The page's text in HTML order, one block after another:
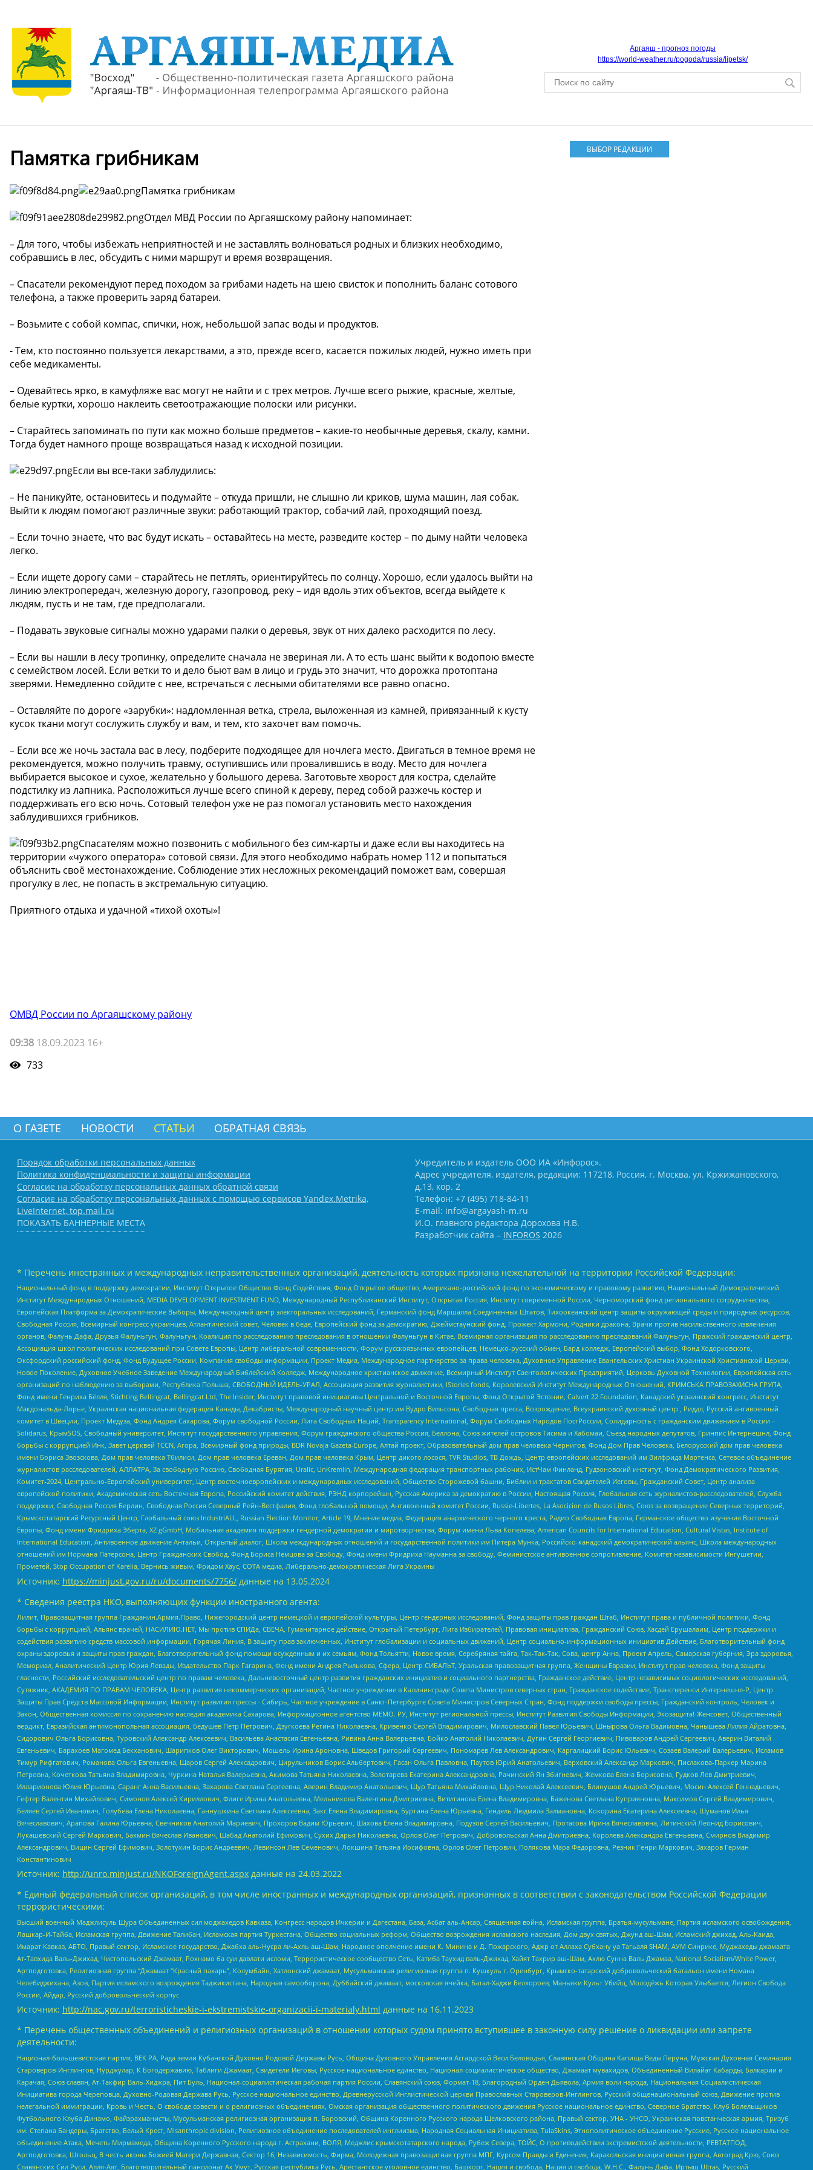
Аргаяш - прогноз погоды
https://world-weather.ru/pogoda/russia/lipetsk/
Памятка грибникам
Памятка грибникам
Отдел МВД России по Аргаяшскому району напоминает:
– Для того, чтобы избежать неприятностей и не заставлять волноваться родных и близких необходимо,
собравшись в лес, обсудить с ними маршрут и время возвращения.
– Спасатели рекомендуют перед походом за грибами надеть на шею свисток и пополнить баланс сотового
телефона, а также проверить заряд батареи.
– Возьмите с собой компас, спички, нож, небольшой запас воды и продуктов.
- Тем, кто постоянно пользуется лекарствами, а это, прежде всего, касается пожилых людей, нужно иметь при
себе медикаменты.
– Одевайтесь ярко, в камуфляже вас могут не найти и с трех метров. Лучше всего рыжие, красные, желтые,
белые куртки, хорошо наклеить светоотражающие полоски или рисунки.
– Старайтесь запоминать по пути как можно больше предметов – какие-то необычные деревья, скалу, камни.
Тогда будет намного проще возвращаться назад к исходной позиции.
Если вы все-таки заблудились:
– Не паникуйте, остановитесь и подумайте – откуда пришли, не слышно ли криков, шума машин, лая собак.
Выйти к людям помогают различные звуки: работающий трактор, собачий лай, проходящий поезд.
– Если точно знаете, что вас будут искать – оставайтесь на месте, разведите костер – по дыму найти человека
легко.
– Если ищете дорогу сами – старайтесь не петлять, ориентируйтесь по солнцу. Хорошо, если удалось выйти на
линию электропередач, железную дорогу, газопровод, реку – идя вдоль этих объектов, всегда выйдете к
людям, пусть и не там, где предполагали.
– Подавать звуковые сигналы можно ударами палки о деревья, звук от них далеко расходится по лесу.
– Если вы нашли в лесу тропинку, определите сначала не звериная ли. А то есть шанс выйти к водопою вместе
с семейством лосей. Если ветки то и дело бьют вам в лицо и грудь это значит, что дорожка протоптана
зверями. Немедленно сойдите с нее, встречаться с лесными обитателями все равно опасно.
– Оставляйте по дороге «зарубки»: надломленная ветка, стрела, выложенная из камней, привязанный к кусту
кусок ткани могут сослужить службу и вам, и тем, кто захочет вам помочь.
– Если все же ночь застала вас в лесу, подберите подходящее для ночлега место. Двигаться в темное время не
рекомендуется, можно получить травму, оступившись или провалившись в воду. Место для ночлега
выбирается высокое и сухое, желательно у большого дерева. Заготовьте хворост для костра, сделайте
подстилку из лапника. Расположиться лучше всего спиной к дереву, перед собой разжечь костер и
поддерживать его всю ночь. Сотовый телефон уже не раз помогал установить место нахождения
заблудившихся грибников.
Спасателям можно позвонить с мобильного без сим-карты и даже если вы находитесь на
территории «чужого оператора» сотовой связи. Для этого необходимо набрать номер 112 и попытаться
объяснить своё местонахождение. Соблюдение этих несложных рекомендаций поможет вам, совершая
прогулку в лес, не попасть в экстремальную ситуацию.
Приятного отдыха и удачной «тихой охоты»!
ОМВД России по Аргаяшскому району
09:38 18.09.2023 16+
733
ВЫБОР РЕДАКЦИИ
О ГАЗЕТЕ НОВОСТИ СТАТЬИ ОБРАТНАЯ СВЯЗЬ
Порядок обработки персональных данных
Политика конфиденциальности и защиты информации
Согласие на обработку персональных данных обратной связи
Согласие на обработку персональных данных с помощью сервисов Yandex.Metrika,
LiveInternet, top.mail.ru
ПОКАЗАТЬ БАННЕРНЫЕ МЕСТА
Учредитель и издатель ООО ИА «Инфорос».
Адрес учредителя, издателя, редакции: 117218, Россия, г. Москва, ул. Кржижановского,
д.13, кор. 2
Телефон: +7 (495) 718-84-11
E-mail: info@argayash-m.ru
И.О. главного редактора Дорохова Н.В.
Разработчик сайта – INFOROS 2026
* Перечень иностранных и международных неправительственных организаций, деятельность которых признана нежелательной на территории Российской Федерации:
Национальный фонд в поддержку демократии, Институт Открытое Общество Фонд Содействия, Фонд Открытое общество, Американо-российский фонд по экономическому и правовому развитию, Национальный Демократический
Институт Международных Отношений, MEDIA DEVELOPMENT INVESTMENT FUND, Международный Республиканский Институт, Открытая Россия, Институт современной России, Черноморский фонд регионального сотрудничества,
Европейская Платформа за Демократические Выборы, Международный центр электоральных исследований, Германский фонд Маршалла Соединенных Штатов, Тихоокеанский центр защиты окружающей среды и природных ресурсов,
Свободная Россия, Всемирный конгресс украинцев, Атлантический совет, Человек в беде, Европейский фонд за демократию, Джеймстаунский фонд, Прожект Хармони, Родники дракона, Врачи против насильственного извлечения
органов, Фалунь Дафа, Друзья Фалуньгун, Фалуньгун, Коалиция по расследованию преследования в отношении Фалуньгун в Китае, Всемирная организация по расследованию преследований Фалуньгун, Пражский гражданский центр,
Ассоциация школ политических исследований при Совете Европы, Центр либеральной современности, Форум русскоязычных европейцев, Немецко-русский обмен, Бард колледж, Европейский выбор, Фонд Ходорковского,
Оксфордский российский фонд, Фонд Будущее России, Компания свободы информации, Проект Медиа, Международное партнерство за права человека, Духовное Управление Евангельских Христиан Украинской Христианской Церкви,
Новое Поколение, Духовное Учебное Заведение Международный Библейский Колледж, Международное христианское движение, Всемирный Институт Саентологических Предприятий, Церковь Духовной Технологии, Европейская сеть
организаций по наблюдению за выборами, Республика Польша, СВОБОДНЫЙ ИДЕЛЬ-УРАЛ, Ассоциация развития журналистики, IStories fonds, Королевский Институт Международных Отношений, КРИМСЬКА ПРАВОЗАХИСНА ГРУПА,
Фонд имени Генриха Бёлля, Stichting Bellingcat, Bellingcat Ltd, The Insider, Институт правовой инициативы Центральной и Восточной Европы, Фонд Открытой Эстонии, Calvert 22 Foundation, Канадский украинский конгресс, Институт
Макдональда-Лорье, Украинская национальная федерация Канады, Декабристы, Международный научный центр им Вудро Вильсона, Свободная пресса, Возрождение, Всеукраинский духовный центр , Риддл, Русский антивоенный
комитет в Швеции, Проект Медуза, Фонд Андрея Сахарова, Форум свободной России, Лига Свободных Наций, Transparеncy International, Форум Свободных Народов ПостРоссии, Солидарность с гражданским движением в России –
Solidarus, КрымSOS, Свободный университет, Институт государственного управления, Форум гражданского общества Россия, Беллона, Союз жителей островов Тисима и Хабомаи, Съезд народных депутатов, Гринпис Интернешнл, Фонд
борьбы с коррупцией Инк, Завет церквей TCCN, Агора, Всемирный фонд природы, BDR Novaja Gazeta-Europe, Алтай проект, Образовательный дом прав человека Чернигов, Фонд Дом Прав Человека, Белорусский дом прав человека
имени Бориса Звозскова, Дом прав человека Тбилиси, Дом прав человека Ереван, Дом прав человека Крым, Центр дикого лосося, TVR Studios, ТВ Дождь, Центр европейских исследований им Вилфрида Мартенса, Сетевое объединение
журналистов расследователей, АЛЛАТРА, За свободную Россию, Свободная Бурятия, Uralic, UnKremlin, Международная федерация транспортных рабочих, ИстЧам Финланд, Гудзоновский институт, Фонд Демократического Развития,
Комитет-2024, Центрально-Европейский университет, Центр восточноевропейских и международных исследований, Общество Сторожевой башни, Библии и трактатов Свидетелей Иеговы, Гражданский Совет, Центр анализа
европейской политики, Академическая сеть Восточная Европа, Российский комитет действия, РЭНД корпорейшн, Русская Америка за демократию в России, Настоящая Россия, Глобальная сеть журналистов-расследователей, Служба
поддержки, Свободная Россия Берлин, Свободная Россия Северный Рейн-Вестфалия, Фонд глобальной помощи, Антивоенный комитет России, Russie-Libertes, La Asocicion de Rusos Libres, Союз за возвращение Северных территорий,
Крымскотатарский Ресурсный Центр, Глобальный союз IndustriALL, Russian Election Monitor, Article 19, Мнение медиа, Федерация анархического черного креста, Радио Свободная Европа, Германское общество изучения Восточной
Европы, Фонд имени Фридриха Эберта, XZ gGmbH, Мобильная академия поддержки гендерной демократии и миротворчества, Форум имени Льва Копелева, American Councils for International Education, Cultural Vistas, Institute of
International Education, Антивоенное движение Антальи, Открытый диалог, Школа международных отношений и государственной политики им Питера Мунка, Российско-канадский демократический альянс, Школа международных
отношений им Нормана Патерсона, Центр Гражданских Свобод, Фонд Бориса Немцова за Свободу, Фонд имени Фридриха Науманна за свободу, Феминистское антивоенное сопротивление, Комитет независимости Ингушетии,
Прометей, Stop Occupation of Karelia, Вернись живым, Фридом Хаус, СОТА медиа, Либерально-демократическая Лига Украины
Источник: https://minjust.gov.ru/ru/documents/7756/ данные на 13.05.2024
* Сведения реестра НКО, выполняющих функции иностранного агента:
Лилит, Правозащитная группа Гражданин.Армия.Право, Нижегородский центр немецкой и европейской культуры, Центр гендерных исследований, Фонд защиты прав граждан Штаб, Институт права и публичной политики, Фонд
борьбы с коррупцией, Альянс врачей, НАСИЛИЮ.НЕТ, Мы против СПИДа, СВЕЧА, Гуманитарное действие, Открытый Петербург, Лига Избирателей, Правовая инициатива, Гражданский Союз, Хасдей Ерушалаим, Центр поддержки и
содействия развитию средств массовой информации, Горячая Линия, В защиту прав заключенных, Институт глобализации и социальных движений, Центр социально-информационных инициатив Действие, Благотворительный фонд
охраны здоровья и защиты прав граждан, Благотворительный фонд помощи осужденным и их семьям, Фонд Тольятти, Новое время, Серебряная тайга, Так-Так-Так, Сова, центр Анна, Проект Апрель, Самарская губерния, Эра здоровья,
Мемориал, Аналитический Центр Юрия Левады, Издательство Парк Гагарина, Фонд имени Андрея Рылькова, Сфера, Центр СИБАЛЬТ, Уральская правозащитная группа, Женщины Евразии, Институт прав человека, Фонд защиты
гласности, Российский исследовательский центр по правам человека, Дальневосточный центр развития гражданских инициатив и социального партнерства, Гражданское действие, Центр независимых социологических исследований,
Сутяжник, АКАДЕМИЯ ПО ПРАВАМ ЧЕЛОВЕКА, Центр развития некоммерческих организаций, Частное учреждение в Калининграде Совета Министров северных стран, Гражданское содействие, Трансперенси Интернешнл-Р, Центр
Защиты Прав Средств Массовой Информации, Институт развития прессы - Сибирь, Частное учреждение в Санкт-Петербурге Совета Министров Северных Стран, Фонд поддержки свободы прессы, Гражданский контроль, Человек и
Закон, Общественная комиссия по сохранению наследия академика Сахарова, Информационное агентство МЕМО. РУ, Институт региональной прессы, Институт Развития Свободы Информации, Экозащита!-Женсовет, Общественный
вердикт, Евразийская антимонопольная ассоциация, Бедушев Петр Петрович, Дзугкоева Регина Николаевна, Кривенко Сергей Владимирович, Милославский Павел Юрьевич, Шнырова Ольга Вадимовна, Чанышева Лилия Айратовна,
Сидорович Ольга Борисовна, Туровский Александр Алексеевич, Васильева Анастасия Евгеньевна, Ривина Анна Валерьевна, Бойко Анатолий Николаевич, Дугин Сергей Георгиевич, Пивоваров Андрей Сергеевич, Аверин Виталий
Евгеньевич, Барахоев Магомед Бекханович, Шарипков Олег Викторович, Мошель Ирина Ароновна, Шведов Григорий Сергеевич, Пономарев Лев Александрович, Каргалицкий Борис Юльевич, Созаев Валерий Валерьевич, Исламов
Тимур Рифгатович, Романова Ольга Евгеньевна, Щаров Сергей Алексадрович, Цирульников Борис Альбертович, Гасан Ольга Павловна, Паутов Юрий Анатольевич, Верховский Александр Маркович, Пислакова-Паркер Марина
Петровна, Кочеткова Татьяна Владимировна, Чуркина Наталья Валерьевна, Акимова Татьяна Николаевна, Золотарева Екатерина Александровна, Рачинский Ян Збигневич, Жемкова Елена Борисовна, Гудков Лев Дмитриевич,
Илларионова Юлия Юрьевна, Саранг Анна Васильевна, Захарова Светлана Сергеевна, Аверин Владимир Анатольевич, Щур Татьяна Михайловна, Щур Николай Алексеевич, Блинушов Андрей Юрьевич, Мосин Алексей Геннадьевич,
Гефтер Валентин Михайлович, Симонов Алексей Кириллович, Флиге Ирина Анатольевна, Мельникова Валентина Дмитриевна, Вититинова Елена Владимировна, Баженова Светлана Куприяновна, Максимов Сергей Владимирович,
Беляев Сергей Иванович, Голубева Елена Николаевна, Ганнушкина Светлана Алексеевна, Закс Елена Владимировна, Буртина Елена Юрьевна, Гендель Людмила Залмановна, Кокорина Екатерина Алексеевна, Шуманов Илья
Вячеславович, Арапова Галина Юрьевна, Свечников Анатолий Мариевич, Прохоров Вадим Юрьевич, Шахова Елена Владимировна, Подузов Сергей Васильевич, Протасова Ирина Вячеславовна, Литинский Леонид Борисович,
Лукашевский Сергей Маркович, Бахмин Вячеслав Иванович, Шабад Анатолий Ефимович, Сухих Дарья Николаевна, Орлов Олег Петрович, Добровольская Анна Дмитриевна, Королева Александра Евгеньевна, Смирнов Владимир
Александрович, Вицин Сергей Ефимович, Золотухин Борис Андреевич, Левинсон Лев Семенович, Локшина Татьяна Иосифовна, Орлов Олег Петрович, Полякова Мара Федоровна, Резник Генри Маркович, Захаров Герман
Константинович
Источник: http://unro.minjust.ru/NKOForeignAgent.aspx данные на 24.03.2022
* Единый федеральный список организаций, в том числе иностранных и международных организаций, признанных в соответствии с законодательством Российской Федерации
террористическими:
Высший военный Маджлисуль Шура Объединенных сил моджахедов Кавказа, Конгресс народов Ичкерии и Дагестана, База, Асбат аль-Ансар, Священная война, Исламская группа, Братья-мусульмане, Партия исламского освобождения,
Лашкар-И-Тайба, Исламская группа, Движение Талибан, Исламская партия Туркестана, Общество социальных реформ, Общество возрождения исламского наследия, Дом двух святых, Джунд аш-Шам, Исламский джихад, Аль-Каида,
Имарат Кавказ, АБТО, Правый сектор, Исламское государство, Джабха аль-Нусра ли-Ахль аш-Шам, Народное ополчение имени К. Минина и Д. Пожарского, Аджр от Аллаха Субхану уа Тагьаля SHAM, АУМ Синрике, Муджахеды джамаата
Ат-Тавхида Валь-Джихад, Чистопольский Джамаат, Рохнамо ба суи давлати исломи, Террористическое сообщество Сеть, Катиба Таухид валь-Джихад, Хайят Тахрир аш-Шам, Ахлю Сунна Валь Джамаа, National Socialism/White Power,
Артподготовка, Религиозная группа “Джамаат “Красный пахарь”, Колумбайн, Хатлонский джамаат, Мусульманская религиозная группа п. Кушкуль г. Оренбург, Крымско-татарский добровольческий батальон имени Номана
Челебиджихана, Азов, Партия исламского возрождения Таджикистана, Народная самооборона, Дуббайский джамаат, московская ячейка, Батал-Хаджи Белхороев, Маньяки Культ Убийц, Молодёжь Которая Улыбается, Легион Свобода
России, Айдар, Русский добровольческий корпус
Источник: http://nac.gov.ru/terroristicheskie-i-ekstremistskie-organizacii-i-materialy.html данные на 16.11.2023
* Перечень общественных объединений и религиозных организаций в отношении которых судом принято вступившее в законную силу решение о ликвидации или запрете
деятельности:
Национал-большевистская партия, ВЕК РА, Рада земли Кубанской Духовно Родовой Державы Русь, Община Духовного Управления Асгардской Веси Беловодья, Славянская Община Капища Веды Перуна, Мужская Духовная Семинария
Староверов-Инглингов, Нурджулар, К Богодержавию, Таблиги Джамаат, Свидетели Иеговы, Русское национальное единство, Национал-социалистическое общество, Джамаат мувахидов, Объединенный Вилайат Кабарды, Балкарии и
Карачая, Союз славян, Ат-Такфир Валь-Хиджра, Пит Буль, Национал-социалистическая рабочая партия России, Славянский союз, Формат-18, Благородный Орден Дьявола, Армия воли народа, Национальная Социалистическая
Инициатива города Череповца, Духовно-Родовая Держава Русь, Русское национальное единство, Древнерусской Инглистической церкви Православных Староверов-Инглингов, Русский общенациональный союз, Движение против
нелегальной иммиграции, Кровь и Честь, О свободе совести и о религиозных объединениях, Омская организация общественного политического движения Русское национальное единство, Северное Братство, Клуб Болельщиков
Футбольного Клуба Динамо, Файзрахманисты, Мусульманская религиозная организация п. Боровский, Община Коренного Русского народа Щелковского района, Правый сектор, УНА - УНСО, Украинская повстанческая армия, Тризуб
им. Степана Бандеры, Братство, Белый Крест, Misanthropic division, Религиозное объединение последователей инглиизма, Народная Социальная Инициатива, TulaSkins, Этнополитическое объединение Русские, Русское национальное
объединение Атака, Мечеть Мирмамеда, Община Коренного Русского народа г. Астрахани, ВОЛЯ, Меджлис крымскотатарского народа, Рубеж Севера, ТОЙС, О противодействии экстремистской деятельности, РЕВТАТПОД,
Артподготовка, Штольц, В честь иконы Божией Матери Державная, Сектор 16, Независимость, Фирма, Молодежная правозащитная группа МПГ, Курсом Правды и Единения, Каракольская инициативная группа, Автоград Крю, Союз
Славянских Сил Руси, Алля-Аят, Благотворительный пансионат Ак Умут, Русская республика Русь, Арестантское уголовное единство, Башкорт, Нация и свобода, Нация и свобода, W.H.С., Фалунь Дафа, Иртыш Ultras, Русский